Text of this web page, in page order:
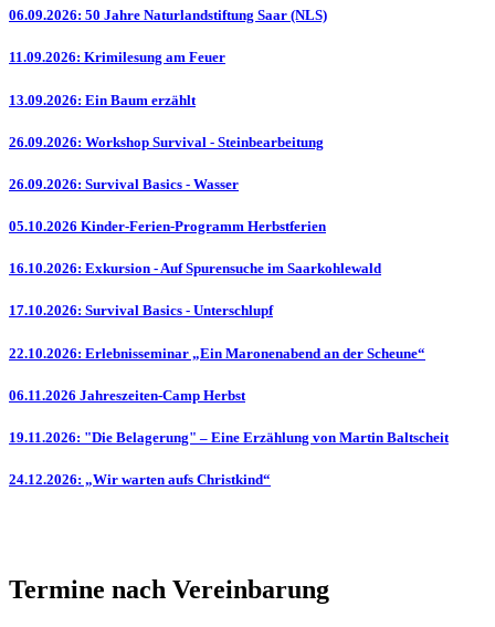
06.09.2026: 50 Jahre Naturlandstiftung Saar (NLS)
11.09.2026: Krimilesung am Feuer
13.09.2026: Ein Baum erzählt
26.09.2026: Workshop Survival - Steinbearbeitung
26.09.2026: Survival Basics - Wasser
05.10.2026 Kinder-Ferien-Programm Herbstferien
16.10.2026: Exkursion - Auf Spurensuche im Saarkohlewald
17.10.2026: Survival Basics - Unterschlupf
22.10.2026: Erlebnisseminar „Ein Maronenabend an der Scheune“
06.11.2026 Jahreszeiten-Camp Herbst
19.11.2026: "Die Belagerung" – Eine Erzählung von Martin Baltscheit
24.12.2026: „Wir warten aufs Christkind“
Termine nach Vereinbarung